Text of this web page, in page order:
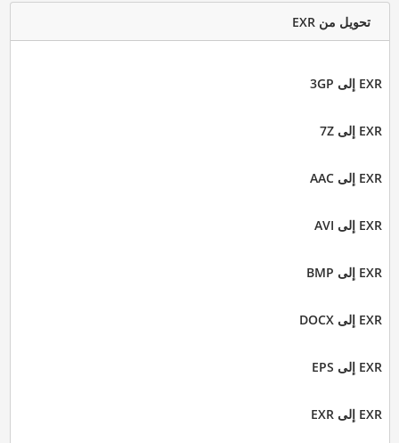
تحويل من EXR
EXR إلى 3GP
EXR إلى 7Z
EXR إلى AAC
EXR إلى AVI
EXR إلى BMP
EXR إلى DOCX
EXR إلى EPS
EXR إلى EXR